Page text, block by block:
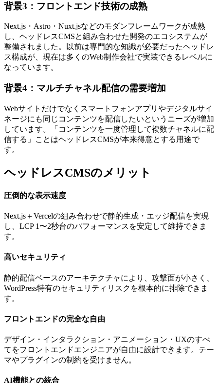
背景3：フロントエンド技術の成熟
Next.js・Astro・Nuxt.jsなどのモダンフレームワークが成熟
し、ヘッドレスCMSと組み合わせた開発のエコシステムが
整備されました。以前は専門的な知識が必要だったヘッドレ
ス構成が、現在は多くのWeb制作会社で実装できるレベルに
なっています。
背景4：マルチチャネル配信の需要増加
Webサイトだけでなくスマートフォンアプリやデジタルサイ
ネージにも同じコンテンツを配信したいというニーズが増加
しています。「コンテンツを一度管理して複数チャネルに配
信する」ことはヘッドレスCMSが本来得意とする用途で
す。
ヘッドレスCMSのメリット
圧倒的な表示速度
Next.js＋Vercelの組み合わせで静的生成・エッジ配信を実現
し、LCP 1〜2秒台のパフォーマンスを安定して維持できま
す。
高いセキュリティ
静的配信ベースのアーキテクチャにより、攻撃面が小さく、
WordPress特有のセキュリティリスクを根本的に排除できま
す。
フロントエンドの完全な自由
デザイン・インタラクション・アニメーション・UXのすべ
てをフロントエンドエンジニアが自由に設計できます。テー
マやプラグインの制約を受けません。
AI機能との統合